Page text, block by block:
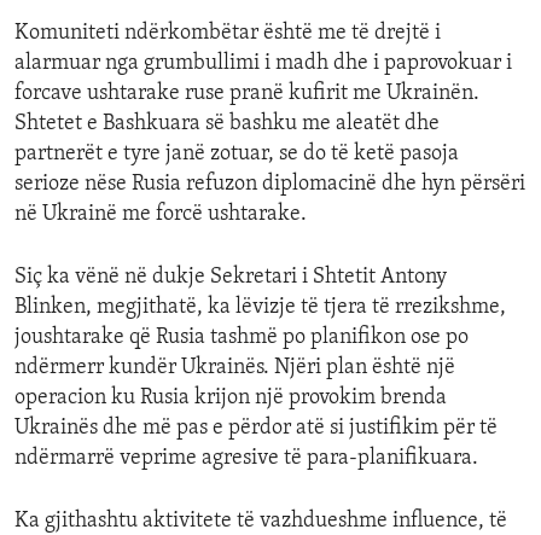
Komuniteti ndërkombëtar është me të drejtë i
alarmuar nga grumbullimi i madh dhe i paprovokuar i
forcave ushtarake ruse pranë kufirit me Ukrainën.
Shtetet e Bashkuara së bashku me aleatët dhe
partnerët e tyre janë zotuar, se do të ketë pasoja
serioze nëse Rusia refuzon diplomacinë dhe hyn përsëri
në Ukrainë me forcë ushtarake.
Siç ka vënë në dukje Sekretari i Shtetit Antony
Blinken, megjithatë, ka lëvizje të tjera të rrezikshme,
joushtarake që Rusia tashmë po planifikon ose po
ndërmerr kundër Ukrainës. Njëri plan është një
operacion ku Rusia krijon një provokim brenda
Ukrainës dhe më pas e përdor atë si justifikim për të
ndërmarrë veprime agresive të para-planifikuara.
Ka gjithashtu aktivitete të vazhdueshme influence, të